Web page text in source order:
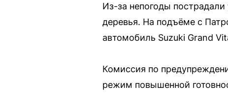
Из-за непогоды
деревья. На подъёме с
автомобиль Suzuki Grand
Комиссия по
режим повышенной